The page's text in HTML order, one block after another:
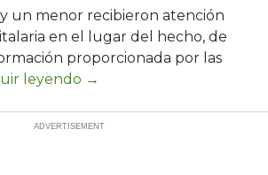
un menor recibieron atención
en el lugar del hecho, de
proporcionada por las